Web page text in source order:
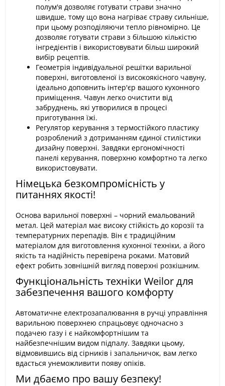
полум'я дозволяє готувати страви значно
швидше, тому що вона нагріває страву сильніше,
при цьому розподіляючи тепло рівномірно. Це
дозволяє готувати страви з більшою кількістю
інгредієнтів і використовувати більш широкий
вибір рецептів.
Геометрія індивідуальної решітки варильної
поверхні, виготовленої із високоякісного чавуну,
ідеально доповнить інтер'єр вашого кухонного
приміщення. Чавун легко очистити від
забруднень, які утворилися в процесі
приготування їжі.
Регулятор керування з термостійкого пластику
розроблений з дотриманням єдиної стилістики
дизайну поверхні. Завдяки ергономічності
панелі керування, поверхню комфортно та легко
використовувати.
Німецька безкомпромісність у
питаннях якості!
Основа варильної поверхні – чорний емальований
метал. Цей матеріал має високу стійкість до корозії та
температурних перепадів. Він є традиційним
матеріалом для виготовлення кухонної техніки, а його
якість та надійність перевірена роками. Матовий
ефект робить зовнішній вигляд поверхні розкішним.
Функціональність техніки Weilor для
забезпечення вашого комфорту
Автоматичне електрозапалювання в ручці управління
варильною поверхнею спрацьовує одночасно з
подачею газу і є найкомфортнішим та
найбезпечнішим видом підпалу. Завдяки цьому,
відмовившись від сірників і запальничок, вам легко
вдасться унеможливити появу опіків.
Ми дбаємо про вашу безпеку!